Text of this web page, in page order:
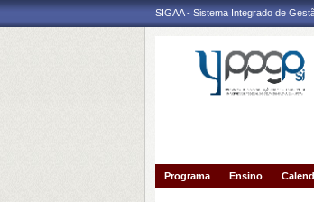
SIGAA - Sistema Integrado de
Programa Ensino